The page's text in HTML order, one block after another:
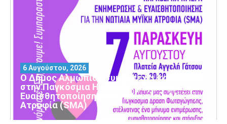
Ο Δήμος Αλμωπίας συμμετέχει και φέτος
στην Παγκόσμια Ημέρα Ενημέρωσης και
Ευαισθητοποίησης για τη Νωτιαία Μυϊκή
Ατροφία (SMA)
6 Αυγούστου, 2026